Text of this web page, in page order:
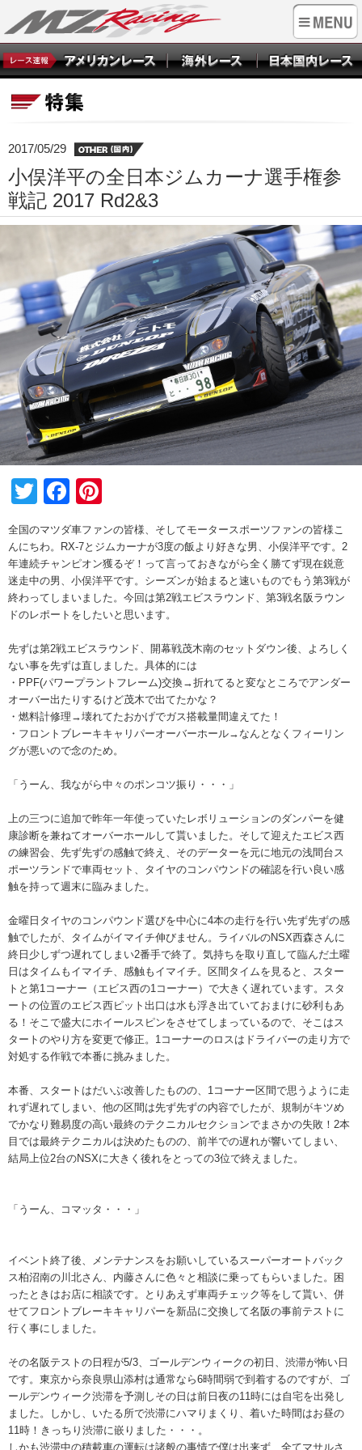
2017/05/29
小俣洋平の全日本ジムカーナ選手権参
戦記 2017 Rd2&3
TwitterFacebook
全国のマツダ車ファンの皆様、そしてモータースポーツファンの皆様こ
んにちわ。RX-7とジムカーナが3度の飯より好きな男、小俣洋平です。2
年連続チャンピオン獲るぞ！って言っておきながら全く勝てず現在鋭意
迷走中の男、小俣洋平です。シーズンが始まると速いものでもう第3戦が
終わってしまいました。今回は第2戦エビスラウンド、第3戦名阪ラウン
ドのレポートをしたいと思います。
先ずは第2戦エビスラウンド、開幕戦茂木南のセットダウン後、よろしく
ない事を先ずは直しました。具体的には
・PPF(パワープラントフレーム)交換→折れてると変なところでアンダー
オーバー出たりするけど茂木で出てたかな？
・燃料計修理→壊れてたおかげでガス搭載量間違えてた！
・フロントブレーキキャリパーオーバーホール→なんとなくフィーリン
グが悪いので念のため。
「うーん、我ながら中々のポンコツ振り・・・」
上の三つに追加で昨年一年使っていたレボリューションのダンパーを健
康診断を兼ねてオーバーホールして貰いました。そして迎えたエビス西
の練習会、先ず先ずの感触で終え、そのデーターを元に地元の浅間台ス
ポーツランドで車両セット、タイヤのコンパウンドの確認を行い良い感
触を持って週末に臨みました。
金曜日タイヤのコンパウンド選びを中心に4本の走行を行い先ず先ずの感
触でしたが、タイムがイマイチ伸びません。ライバルのNSX西森さんに
終日少しずつ遅れてしまい2番手で終了。気持ちを取り直して臨んだ土曜
日はタイムもイマイチ、感触もイマイチ。区間タイムを見ると、スター
トと第1コーナー（エビス西の1コーナー）で大きく遅れています。スタ
ートの位置のエビス西ピット出口は水も浮き出ていておまけに砂利もあ
る！そこで盛大にホイールスピンをさせてしまっているので、そこはス
タートのやり方を変更で修正。1コーナーのロスはドライバーの走り方で
対処する作戦で本番に挑みました。
本番、スタートはだいぶ改善したものの、1コーナー区間で思うように走
れず遅れてしまい、他の区間は先ず先ずの内容でしたが、規制がキツめ
でかなり難易度の高い最終のテクニカルセクションでまさかの失敗！2本
目では最終テクニカルは決めたものの、前半での遅れが響いてしまい、
結局上位2台のNSXに大きく後れをとっての3位で終えました。
「うーん、コマッタ・・・」
イベント終了後、メンテナンスをお願いしているスーパーオートバック
ス柏沼南の川北さん、内藤さんに色々と相談に乗ってもらいました。困
ったときはお店に相談です。とりあえず車両チェック等をして貰い、併
せてフロントブレーキキャリパーを新品に交換して名阪の事前テストに
行く事にしました。
その名阪テストの日程が5/3、ゴールデンウィークの初日、渋滞が怖い日
です。東京から奈良県山添村は通常なら6時間弱で到着するのですが、ゴ
ールデンウィーク渋滞を予測しその日は前日夜の11時には自宅を出発し
ました。しかし、いたる所で渋滞にハマりまくり、着いた時間はお昼の
11時！きっちり渋滞に嵌りました・・・。
しかも渋滞中の積載車の運転は諸般の事情で僕は出来ず、全てマサルさ